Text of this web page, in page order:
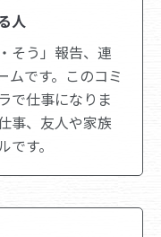
人
そう」報告、連
ムです。このコミ
で仕事になりま
事、友人や家族
す。